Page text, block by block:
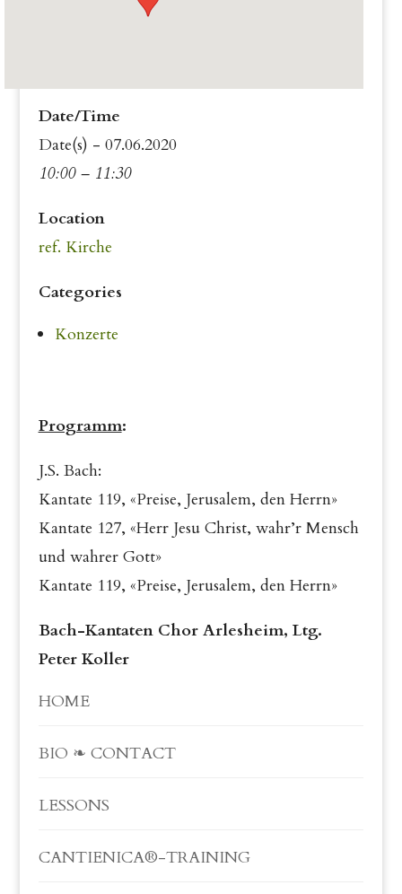
Date/Time
Date(s) - 07.06.2020
10:00 – 11:30
Location
ref. Kirche
Categories
Konzerte
Programm:
J.S. Bach:
Kantate 119, «Preise, Jerusalem, den Herrn»
Kantate 127, «Herr Jesu Christ, wahr’r Mensch
und wahrer Gott»
Kantate 119, «Preise, Jerusalem, den Herrn»
Bach-Kantaten Chor Arlesheim, Ltg.
Peter Koller
HOME
BIO ❧ CONTACT
LESSONS
CANTIENICA®-TRAINING